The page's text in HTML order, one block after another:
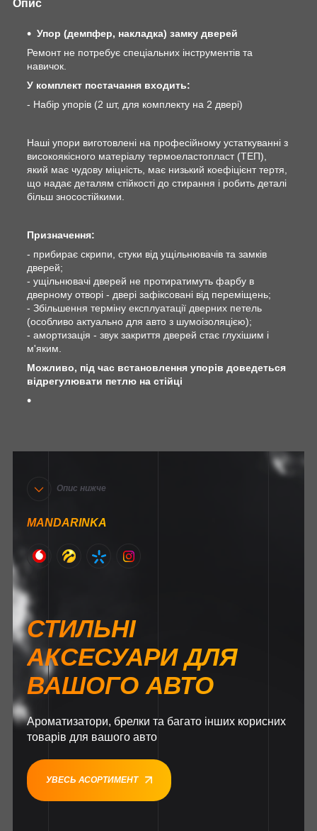
Опис
Упор (демпфер, накладка) замку дверей
Ремонт не потребує спеціальних інструментів та
навичок.
У комплект постачання входить:
- Набір упорів (2 шт, для комплекту на 2 двері)
Наші упори виготовлені на професійному устаткуванні з
високоякісного матеріалу термоеластопласт (ТЕП),
який має чудову міцність, має низький коефіцієнт тертя,
що надає деталям стійкості до стирання і робить деталі
більш зносостійкими.
Призначення:
- прибирає скрипи, стуки від ущільнювачів та замків
дверей;
- ущільнювачі дверей не протиратимуть фарбу в
дверному отворі - двері зафіксовані від переміщень;
- Збільшення терміну експлуатації дверних петель
(особливо актуально для авто з шумоізоляцією);
- амортизація - звук закриття дверей стає глухішим і
м'яким.
Можливо, під час встановлення упорів доведеться
відрегулювати петлю на стійці
Опис нижче
MANDARINKA
СТИЛЬНІ
АКСЕСУАРИ ДЛЯ
ВАШОГО АВТО
Ароматизатори, брелки та багато інших корисних
товарів для вашого авто
УВЕСЬ АСОРТИМЕНТ